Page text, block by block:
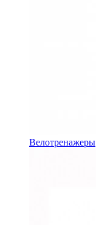
Велотренажеры